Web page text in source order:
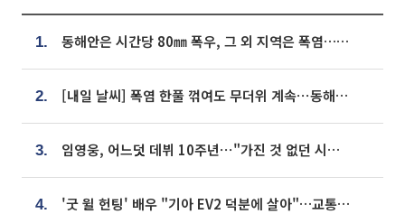
1. 동해안은 시간당 80㎜ 폭우, 그 외 지역은 폭염…‘극과 극 날씨’
2. [내일 날씨] 폭염 한풀 꺾여도 무더위 계속⋯동해안 이틀 연속 비
3. 임영웅, 어느덧 데뷔 10주년⋯"가진 것 없던 시절, 내 앞엔 20명의 팬뿐"
4. '굿 윌 헌팅' 배우 "기아 EV2 덕분에 살아"…교통사고 후 안전성 극찬